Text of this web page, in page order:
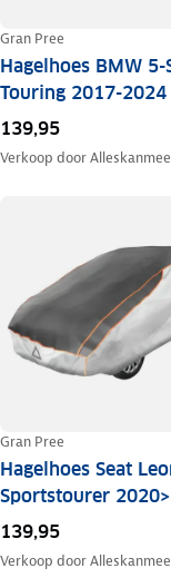
Gran Pree
Hagelhoes BMW 5-
Touring 2017-2024
139,95
Verkoop doorAlleskanmee
Gran Pree
Hagelhoes Seat
Sportstourer 2020>
139,95
Verkoop doorAlleskanmee